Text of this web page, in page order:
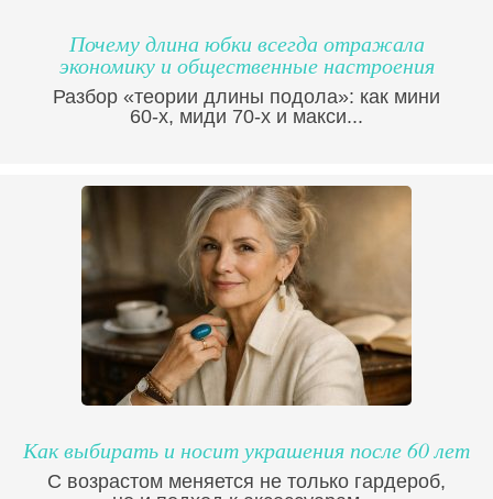
Почему длина юбки всегда отражала
экономику и общественные настроения
Разбор «теории длины подола»: как мини
60-х, миди 70-х и макси...
Как выбирать и носит украшения после 60 лет
С возрастом меняется не только гардероб,